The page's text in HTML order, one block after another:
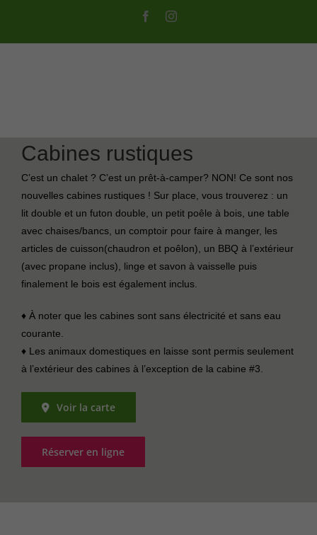
content
FacebookInstagram
Cabines rustiques
C’est un chalet ? C’est un prêt-à-camper? NON! Ce sont nos
nouvelles cabines rustiques ! Sur place, vous trouverez : un
lit double et un futon double, un petit poêle à bois, une table
avec chaises/bancs, un comptoir pour faire à manger, les
articles de cuisson(chaudron et poêlon), un BBQ à l’extérieur
(avec propane inclus), linge et savon à vaisselle puis
finalement le bois est également inclus.
♦ À noter que les cabines sont sans électricité et sans eau
courante.
♦ Les animaux domestiques en laisse sont permis seulement
à l’extérieur des cabines à l’exception de la cabine #3.
Voir la carte
Réserver en ligne